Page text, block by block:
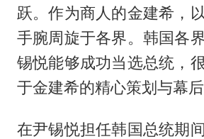
跃。作为商人的金建希，
手腕周旋于各界。韩国各
锡悦能够成功当选总统，
于金建希的精心策划与幕后
在尹锡悦担任韩国总统期